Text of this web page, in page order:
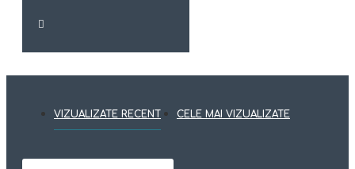
VIZUALIZATE RECENT CELE MAI VIZUALIZATE